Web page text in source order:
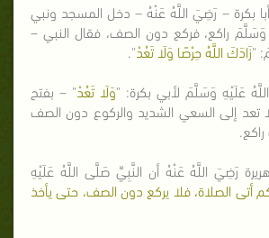
بكرة – رَضِيَ اللَّهُ عَنْهُ – دخل المسجد ونبي
وَسَلَّمَ راكع، فركع دون الصف، فقال النبي –
"زَادَكَ اللَّهُ حِرْصًا وَلَا تَعُدْ".
عَلَيْهِ وَسَلَّمَ لأبي بكرة: "وَلَا تَعُدْ" – بفتح
تعد إلى السعي الشديد والركوع دون الصف
رَضِيَ اللَّهُ عَنْهُ أن النَّبِيِّ صَلَّى اللَّهُ عَلَيْهِ
أتى الصلاة، فلا يركع دون الصف، حتى يأخذ